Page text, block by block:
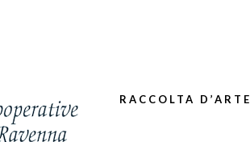
RACCOLTA D’ARTE